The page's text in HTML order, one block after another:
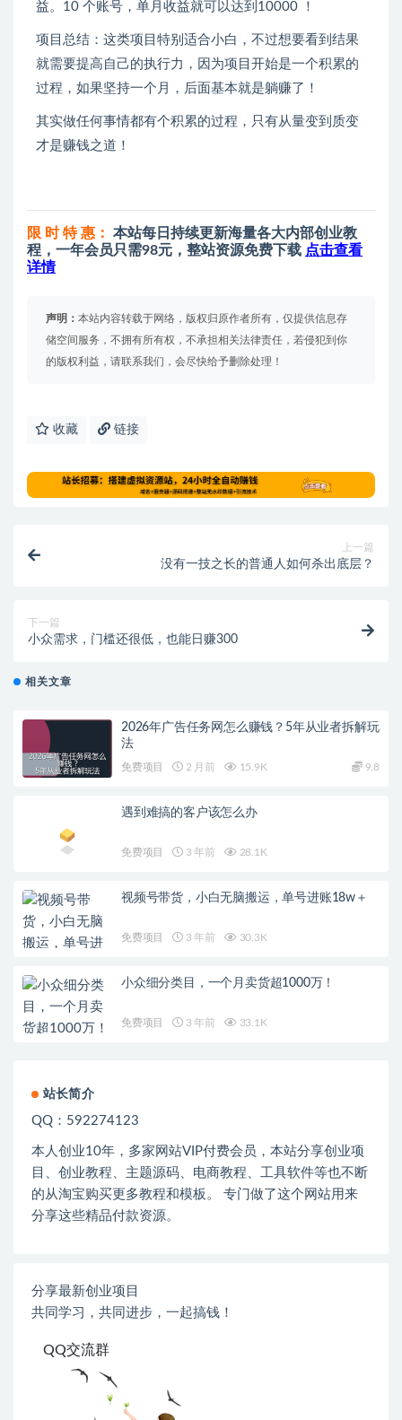
益。10 个账号，单月收益就可以达到10000 ！
项目总结：这类项目特别适合小白，不过想要看到结果
就需要提高自己的执行力，因为项目开始是一个积累的
过程，如果坚持一个月，后面基本就是躺赚了！
其实做任何事情都有个积累的过程，只有从量变到质变
才是赚钱之道！
限 时 特 惠：
本站每日持续更新海量各大内部创业教
程，一年会员只需98元，整站资源免费下载 点击查看
详情
声明： 本站内容转载于网络，版权归原作者所有，仅提供信息存
储空间服务，不拥有所有权，不承担相关法律责任，若侵犯到你
的版权利益，请联系我们，会尽快给予删除处理！
收藏 链接
上一篇
没有一技之长的普通人如何杀出底层？
下一篇
小众需求，门槛还很低，也能日赚300
相关文章
2026年广告任务网怎么赚钱？5年从业者拆解玩
法
免费项目 2 月前 15.9K 9.8
遇到难搞的客户该怎么办
免费项目 3 年前 28.1K
视频号带货，小白无脑搬运，单号进账18w＋
免费项目 3 年前 30.3K
小众细分类目，一个月卖货超1000万！
免费项目 3 年前 33.1K
站长简介
QQ：592274123
本人创业10年，多家网站VIP付费会员，本站分享创业项
目、创业教程、主题源码、电商教程、工具软件等也不断
的从淘宝购买更多教程和模板。 专门做了这个网站用来
分享这些精品付款资源。
分享最新创业项目
共同学习，共同进步，一起搞钱！
QQ交流群